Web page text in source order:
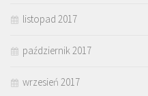
listopad 2017
październik 2017
wrzesień 2017